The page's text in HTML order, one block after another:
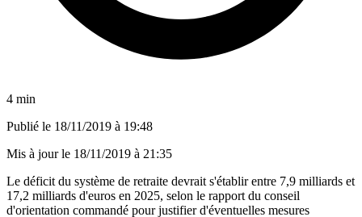
4 min
Publié le 18/11/2019 à 19:48
Mis à jour le 18/11/2019 à 21:35
Le déficit du système de retraite devrait s'établir entre 7,9 milliards et
17,2 milliards d'euros en 2025, selon le rapport du conseil
d'orientation commandé pour justifier d'éventuelles mesures